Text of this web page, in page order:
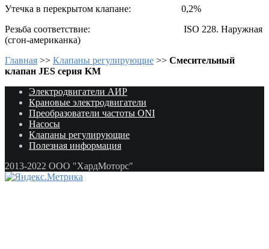
Утечка в перекрытом клапане: 0,2%
Резьба соответствие: ISO 228. Наружная
(сгон-американка)
Главная >> Клапаны регулирующие >> Смесительный
клапан JES серия KM
Электродвигатели АИР
Крановые электродвигатели
Преобразователи частоты ONI
Насосы
Клапаны регулирующие
Полезная информация
2013-2022 ООО "ХардМоторс"